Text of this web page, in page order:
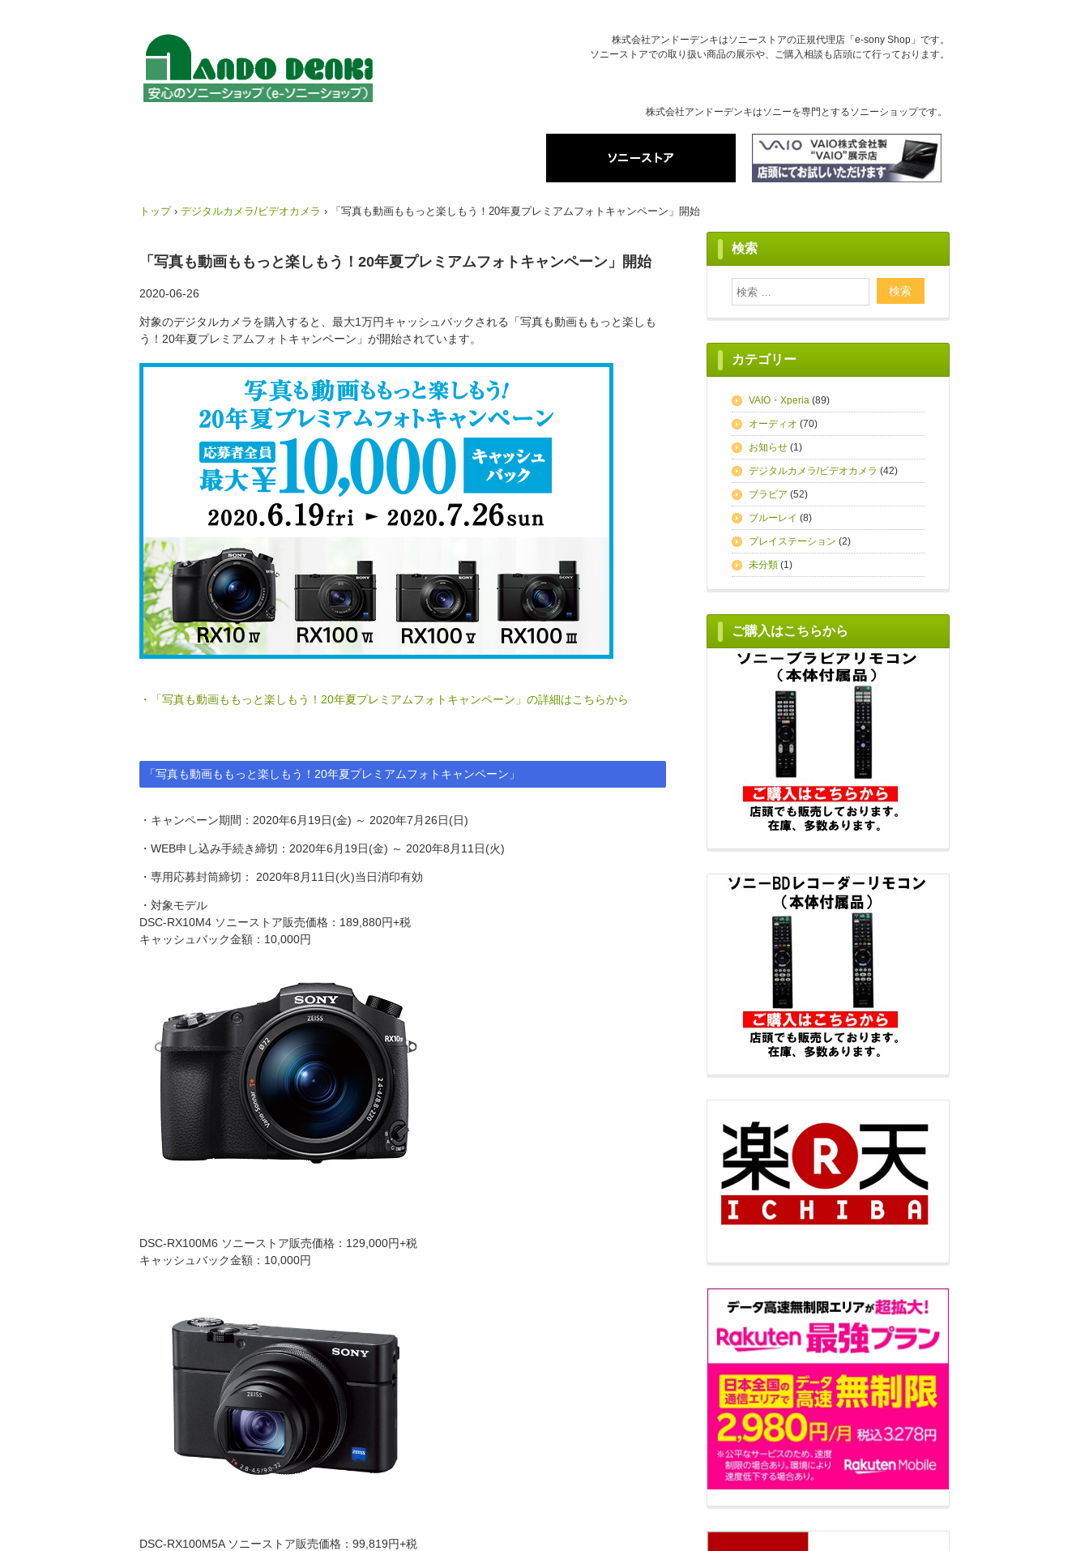
株式会社アンドーデンキはソニーを専門とするソニーショップです。
株式会社アンドーデンキはソニーストアの正規代理店「e-sony Shop」です。
ソニーストアでの取り扱い商品の展示や、ご購入相談も店頭にて行っております。
トップ › デジタルカメラ/ビデオカメラ › 「写真も動画ももっと楽しもう！20年夏プレミアムフォトキャンペーン」開始
「写真も動画ももっと楽しもう！20年夏プレミアムフォトキャンペーン」開始
2020-06-26
対象のデジタルカメラを購入すると、最大1万円キャッシュバックされる「写真も動画ももっと楽しも
う！20年夏プレミアムフォトキャンペーン」が開始されています。
・「写真も動画ももっと楽しもう！20年夏プレミアムフォトキャンペーン」の詳細はこちらから
「写真も動画ももっと楽しもう！20年夏プレミアムフォトキャンペーン」
・キャンペーン期間：2020年6月19日(金) ～ 2020年7月26日(日)
・WEB申し込み手続き締切：2020年6月19日(金) ～ 2020年8月11日(火)
・専用応募封筒締切： 2020年8月11日(火)当日消印有効
・対象モデル
DSC-RX10M4 ソニーストア販売価格：189,880円+税
キャッシュバック金額：10,000円
DSC-RX100M6 ソニーストア販売価格：129,000円+税
キャッシュバック金額：10,000円
DSC-RX100M5A ソニーストア販売価格：99,819円+税
検索
カテゴリー
VAIO・Xperia (89)
オーディオ (70)
お知らせ (1)
デジタルカメラ/ビデオカメラ (42)
ブラビア (52)
ブルーレイ (8)
プレイステーション (2)
未分類 (1)
ご購入はこちらから